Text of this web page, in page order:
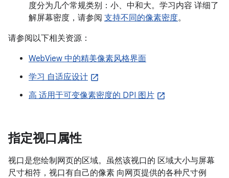
度分为几个常规类别：小、中和大。学习内容 详细了
解屏幕密度，请参阅 支持不同的像素密度。
请参阅以下相关资源：
WebView 中的精美像素风格界面
学习 自适应设计
高 适用于可变像素密度的 DPI 图片
指定视口属性
视口是您绘制网页的区域。虽然该视口的 区域大小与屏幕
尺寸相符，视口有自己的像素 向网页提供的各种尺寸例